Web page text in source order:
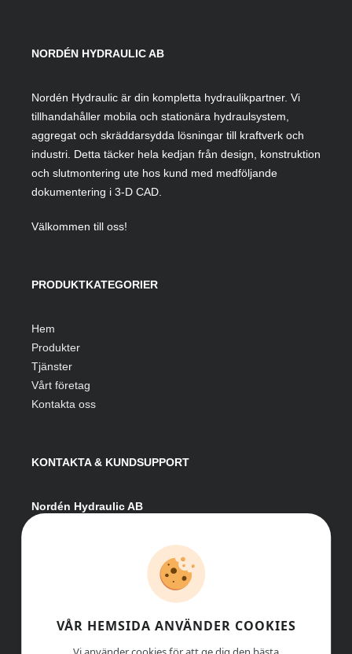
NORDÉN HYDRAULIC AB
Nordén Hydraulic är din kompletta hydraulikpartner. Vi
tillhandahåller mobila och stationära hydraulsystem,
aggregat och skräddarsydda lösningar till kraftverk och
industri. Detta täcker hela kedjan från design, konstruktion
och slutmontering ute hos kund med medföljande
dokumentering i 3-D CAD.
Välkommen till oss!
PRODUKTKATEGORIER
Hem
Produkter
Tjänster
Vårt företag
Kontakta oss
KONTAKTA & KUNDSUPPORT
Nordén Hydraulic AB
info@nordenhydraulic.se
Org-nr: 556531-8424
VÅR HEMSIDA ANVÄNDER COOKIES